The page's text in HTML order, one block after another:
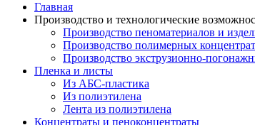
Главная
Производство и технологические
Производство пеноматериалов и
Производство полимерных
Производство экструзионно-
Пленка и листы
Из АБС-пластика
Из полиэтилена
Лента из полиэтилена
Концентраты и пеноконцентраты